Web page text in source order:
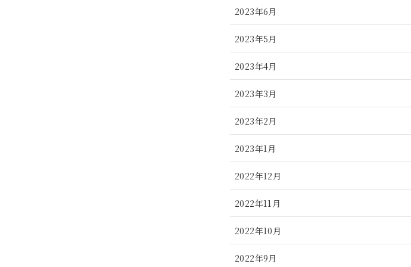
2023年6月
2023年5月
2023年4月
2023年3月
2023年2月
2023年1月
2022年12月
2022年11月
2022年10月
2022年9月